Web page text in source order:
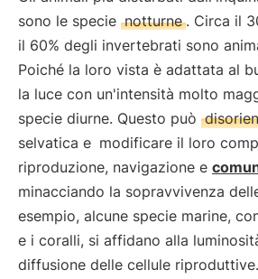
sono le specie notturne . Circa il
il 60% degli invertebrati sono
Poiché la loro vista è adattata al
la luce con un'intensità molto
specie diurne. Questo può
selvatica e modificare il loro
riproduzione, navigazione e
minacciando la sopravvivenza
esempio, alcune specie marine,
e i coralli, si affidano alla
diffusione delle cellule